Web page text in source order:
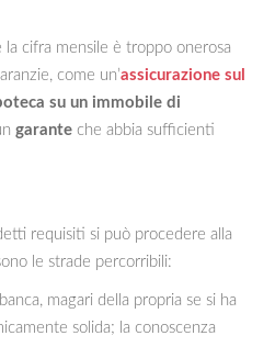
la cifra mensile è troppo onerosa
come un’assicurazione sul
su un immobile di
garante che abbia sufficienti
requisiti si può procedere alla
le strade percorribili:
magari della propria se si ha
solida; la conoscenza